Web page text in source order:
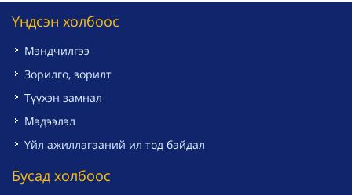
Үндсэн холбоос
Мэндчилгээ
Зорилго, зорилт
Түүхэн замнал
Мэдээлэл
Үйл ажиллагааний ил тод байдал
Бусад холбоос